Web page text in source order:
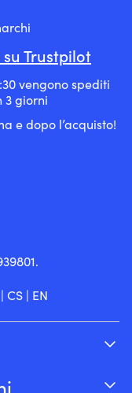
Trustpilot
vengono spediti
3 giorni
e dopo l’acquisto!
CS | EN